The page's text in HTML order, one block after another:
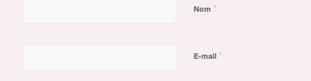
Nom *
E-mail *